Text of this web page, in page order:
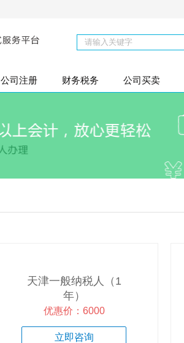
公司注册 财务税务 公司买卖
天津一般纳税人（1
年）
优惠价：6000
立即咨询